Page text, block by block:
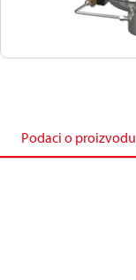
Podaci o proizvodu